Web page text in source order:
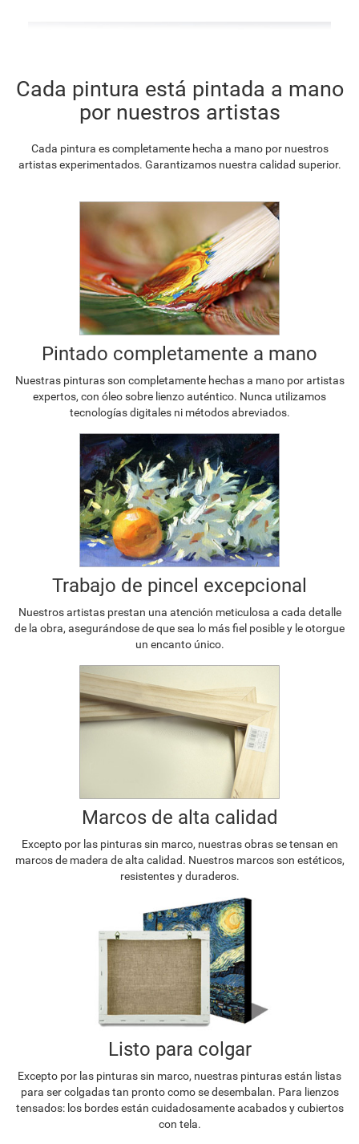
Cada pintura está pintada a mano
por nuestros artistas
Cada pintura es completamente hecha a mano por nuestros
artistas experimentados. Garantizamos nuestra calidad superior.
Pintado completamente a mano
Nuestras pinturas son completamente hechas a mano por artistas
expertos, con óleo sobre lienzo auténtico. Nunca utilizamos
tecnologías digitales ni métodos abreviados.
Trabajo de pincel excepcional
Nuestros artistas prestan una atención meticulosa a cada detalle
de la obra, asegurándose de que sea lo más fiel posible y le otorgue
un encanto único.
Marcos de alta calidad
Excepto por las pinturas sin marco, nuestras obras se tensan en
marcos de madera de alta calidad. Nuestros marcos son estéticos,
resistentes y duraderos.
Listo para colgar
Excepto por las pinturas sin marco, nuestras pinturas están listas
para ser colgadas tan pronto como se desembalan. Para lienzos
tensados: los bordes están cuidadosamente acabados y cubiertos
con tela.